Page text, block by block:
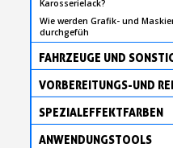
Karosserielack?
Wie werden Grafik- und
durchgefüh
FAHRZEUGE UND
VORBEREITUNGS-UND
SPEZIALEFFEKTFARBEN
ANWENDUNGSTOOLS